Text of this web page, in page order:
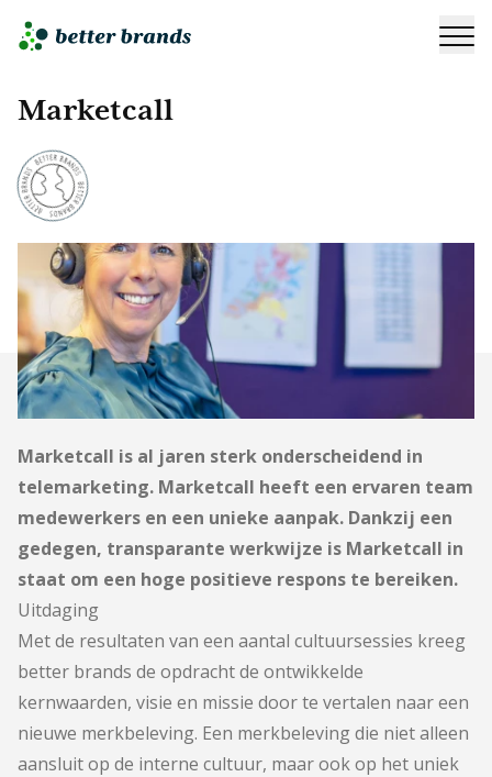
Marketcall
Marketcall is al jaren sterk onderscheidend in
telemarketing. Marketcall heeft een ervaren team
medewerkers en een unieke aanpak. Dankzij een
gedegen, transparante werkwijze is Marketcall in
staat om een hoge positieve respons te bereiken.
Uitdaging
Met de resultaten van een aantal cultuursessies kreeg
better brands de opdracht de ontwikkelde
kernwaarden, visie en missie door te vertalen naar een
nieuwe merkbeleving. Een merkbeleving die niet alleen
aansluit op de interne cultuur, maar ook op het uniek